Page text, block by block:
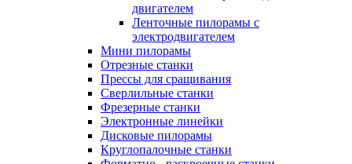
двигателем
Ленточные пилорамы с
электродвигателем
Мини пилорамы
Отрезные станки
Прессы для сращивания
Сверлильные станки
Фрезерные станки
Электронные линейки
Дисковые пилорамы
Круглопалочные станки